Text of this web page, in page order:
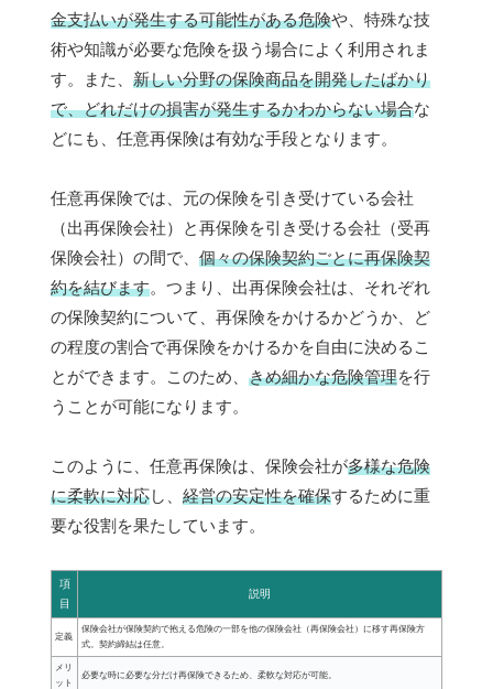
金支払いが発生する可能性がある危険や、特殊な技
術や知識が必要な危険を扱う場合によく利用されま
す。また、 新しい分野の保険商品を開発したばかり
で、どれだけの損害が発生するかわからない場合な
どにも、任意再保険は有効な手段となります。
任意再保険では、元の保険を引き受けている会社
（出再保険会社）と再保険を引き受ける会社（受再
保険会社）の間で、 個々の保険契約ごとに再保険契
約を結びます。つまり、出再保険会社は、それぞれ
の保険契約について、再保険をかけるかどうか、ど
の程度の割合で再保険をかけるかを自由に決めるこ
とができます。このため、 きめ細かな危険管理を行
うことが可能になります。
このように、任意再保険は、保険会社が多様な危険
に柔軟に対応し、 経営の安定性を確保するために重
要な役割を果たしています。
項
目
説明
定義
保険会社が保険契約で抱える危険の一部を他の保険会社（再保険会社）に移す再保険方
式。契約締結は任意。
メリ
ット
必要な時に必要な分だけ再保険できるため、柔軟な対応が可能。